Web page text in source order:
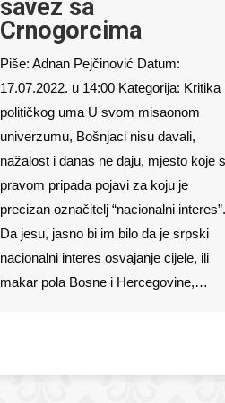
savez sa
Crnogorcima
Piše: Adnan Pejčinović Datum:
17.07.2022. u 14:00 Kategorija: Kritika
političkog uma U svom misaonom
univerzumu, Bošnjaci nisu davali,
nažalost i danas ne daju, mjesto koje s
pravom pripada pojavi za koju je
precizan označitelj “nacionalni interes”.
Da jesu, jasno bi im bilo da je srpski
nacionalni interes osvajanje cijele, ili
makar pola Bosne i Hercegovine,…